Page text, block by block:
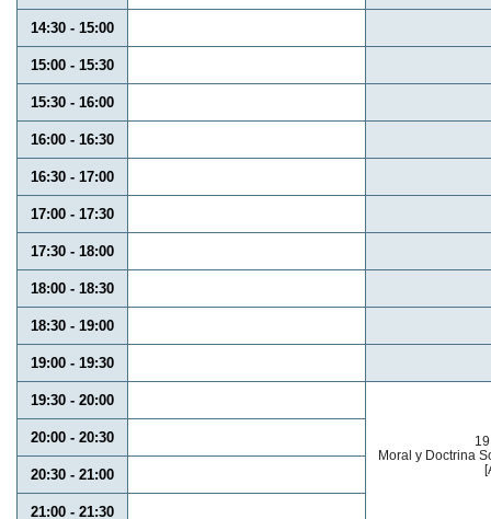
14:30 - 15:00
15:00 - 15:30
15:30 - 16:00
16:00 - 16:30
16:30 - 17:00
17:00 - 17:30
17:30 - 18:00
18:00 - 18:30
18:30 - 19:00
19:00 - 19:30
19:30 - 20:00
Moral y Doctrina
20:00 - 20:30
20:30 - 21:00
21:00 - 21:30